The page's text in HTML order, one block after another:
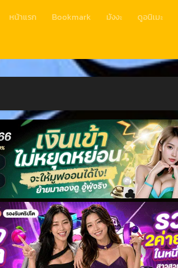
หน้าแรก Bookmark มังงะ ดูอนิเมะ